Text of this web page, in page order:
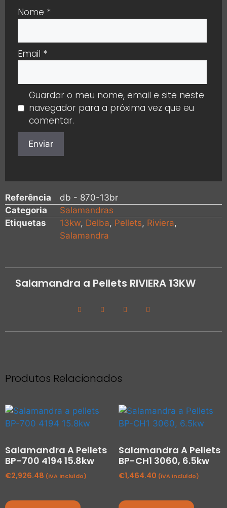
Nome *
Email *
Guardar o meu nome, email e site neste
navegador para a próxima vez que eu
comentar.
Referência
db - 870-13br
Categoria
Salamandras
Etiquetas
13kw, Delba, Pellets, Riviera,
Salamandra
Salamandra a Pellets RIVIERA 13KW
Produtos Relacionados
Salamandra A Pellets
BP-700 4194 15.8kw
€2,926.48 (IVA Incluído)
Salamandra A Pellets
BP-CH1 3060, 6.5kw
€1,464.40 (IVA Incluído)